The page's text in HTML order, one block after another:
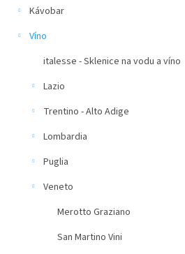
Kávobar
Víno
italesse - Sklenice na vodu a víno
Lazio
Trentino - Alto Adige
Lombardia
Puglia
Veneto
Merotto Graziano
San Martino Vini